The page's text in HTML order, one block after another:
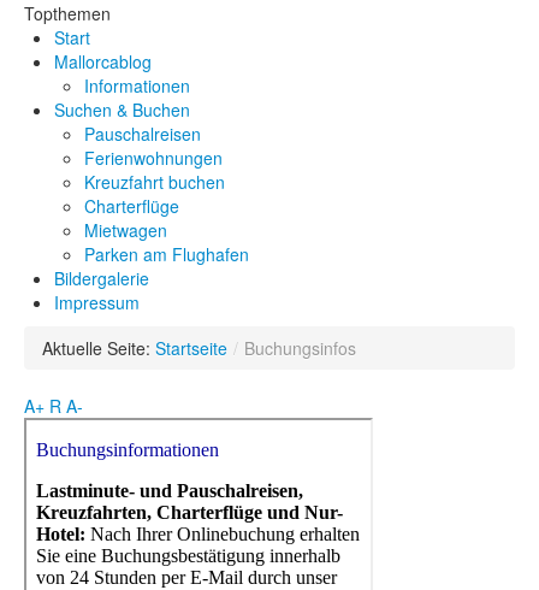
Topthemen
Start
Mallorcablog
Informationen
Suchen & Buchen
Pauschalreisen
Ferienwohnungen
Kreuzfahrt buchen
Charterflüge
Mietwagen
Parken am Flughafen
Bildergalerie
Impressum
Aktuelle Seite: Startseite / Buchungsinfos
A+ R A-